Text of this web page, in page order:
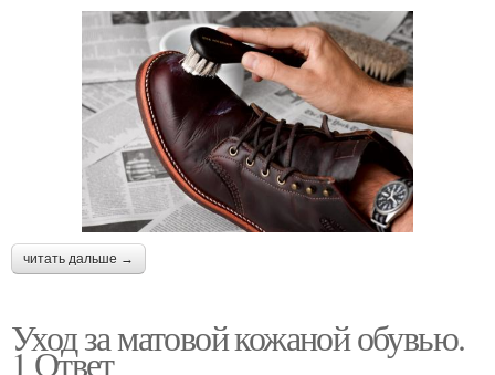
читать дальше →
Уход за матовой кожаной обувью.
1 Ответ